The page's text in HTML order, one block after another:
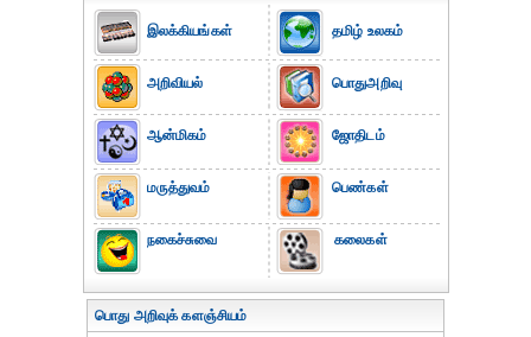
இலக்கியங்கள்
அறிவியல்
ஆன்மிகம்
மருத்துவம்
நகைச்சுவை
தமிழ் உலகம்
பொதுஅறிவு
ஜோதிடம்
பெண்கள்
கலைகள்
பொது அறிவுக் களஞ்சியம்